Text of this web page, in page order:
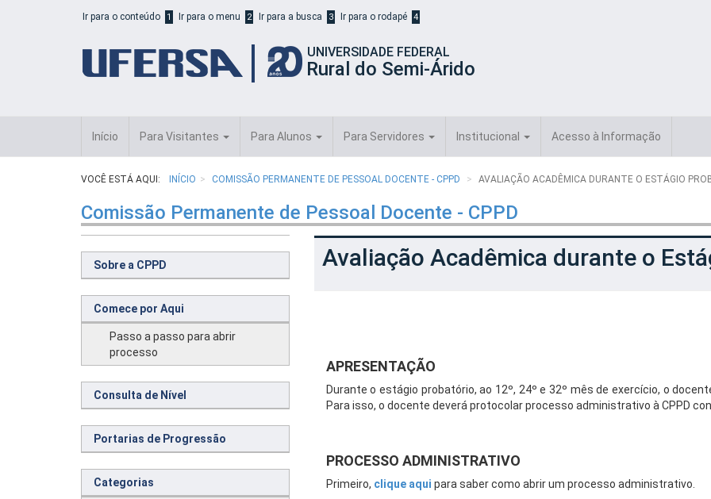
Ir para o conteúdo 1 Ir para o menu 2 Ir para a busca 3 Ir para o rodapé 4
UNIVERSIDADE FEDERAL
Rural do Semi-Árido
Início Para Visitantes Para Alunos Para Servidores Institucional Acesso à Informação
VOCÊ ESTÁ AQUI: INÍCIO COMISSÃO PERMANENTE DE PESSOAL DOCENTE - CPPD AVALIAÇÃO ACADÊMICA DURANTE O ESTÁGIO
Comissão Permanente de Pessoal Docente - CPPD
Sobre a CPPD
Comece por Aqui
Passo a passo para abrir
processo
Consulta de Nível
Portarias de Progressão
Categorias
Avaliação Acadêmica durante o
APRESENTAÇÃO
Durante o estágio probatório, ao 12º, 24º e 32º mês de exercício, o
Para isso, o docente deverá protocolar processo administrativo à CPPD
PROCESSO ADMINISTRATIVO
Primeiro, clique aqui para saber como abrir um processo administrativo.